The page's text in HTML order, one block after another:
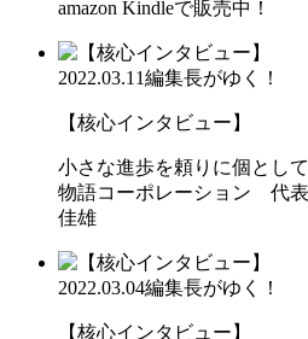
amazon Kindleで販売中！
2022.03.11編集長がゆく！
【核心インタビュー】
小さな進歩を頼りに個とし
物語コーポレーション 代
佳雄
2022.03.04編集長がゆく！
【核心インタビュー】